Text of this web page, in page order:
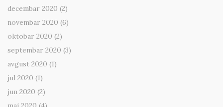
decembar 2020 (2)
novembar 2020 (6)
oktobar 2020 (2)
septembar 2020 (3)
avgust 2020 (1)
jul 2020 (1)
jun 2020 (2)